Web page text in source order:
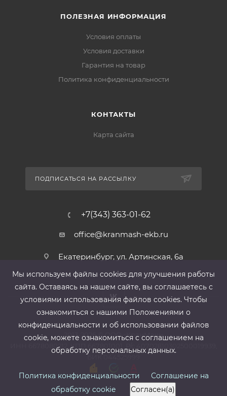
ПОЛЕЗНАЯ ИНФОРМАЦИЯ
Условия оплаты
Условия доставки
Гарантия на товар
Политика конфиденциальности
КОНТАКТЫ
Карта сайта
ПОДПИСАТЬСЯ НА РАССЫЛКУ
+7(343) 363-01-62
office@kranmash-ekb.ru
Екатеринбург, ул. Артинская, 6а
2013-2026 ©ООО «КранМаш»
ИНН 6678080212, КПП 667801001 ,Р/с 40702810302500019939,
БИК 044525999
Мы используем файлы cооkies для улучшения работы
сайта. Оставаясь на нашем сайте, вы соглашаетесь с
условиями использования файлов cооkies. Чтобы
ознакомиться с нашими Положениями о
конфиденциальности и об использовании файлов
cookie, можете ознакомиться с соглашением на
обработку персональных данных.
Политика конфиденциальности
Соглашение на
обработку cookie
Согласен(а)